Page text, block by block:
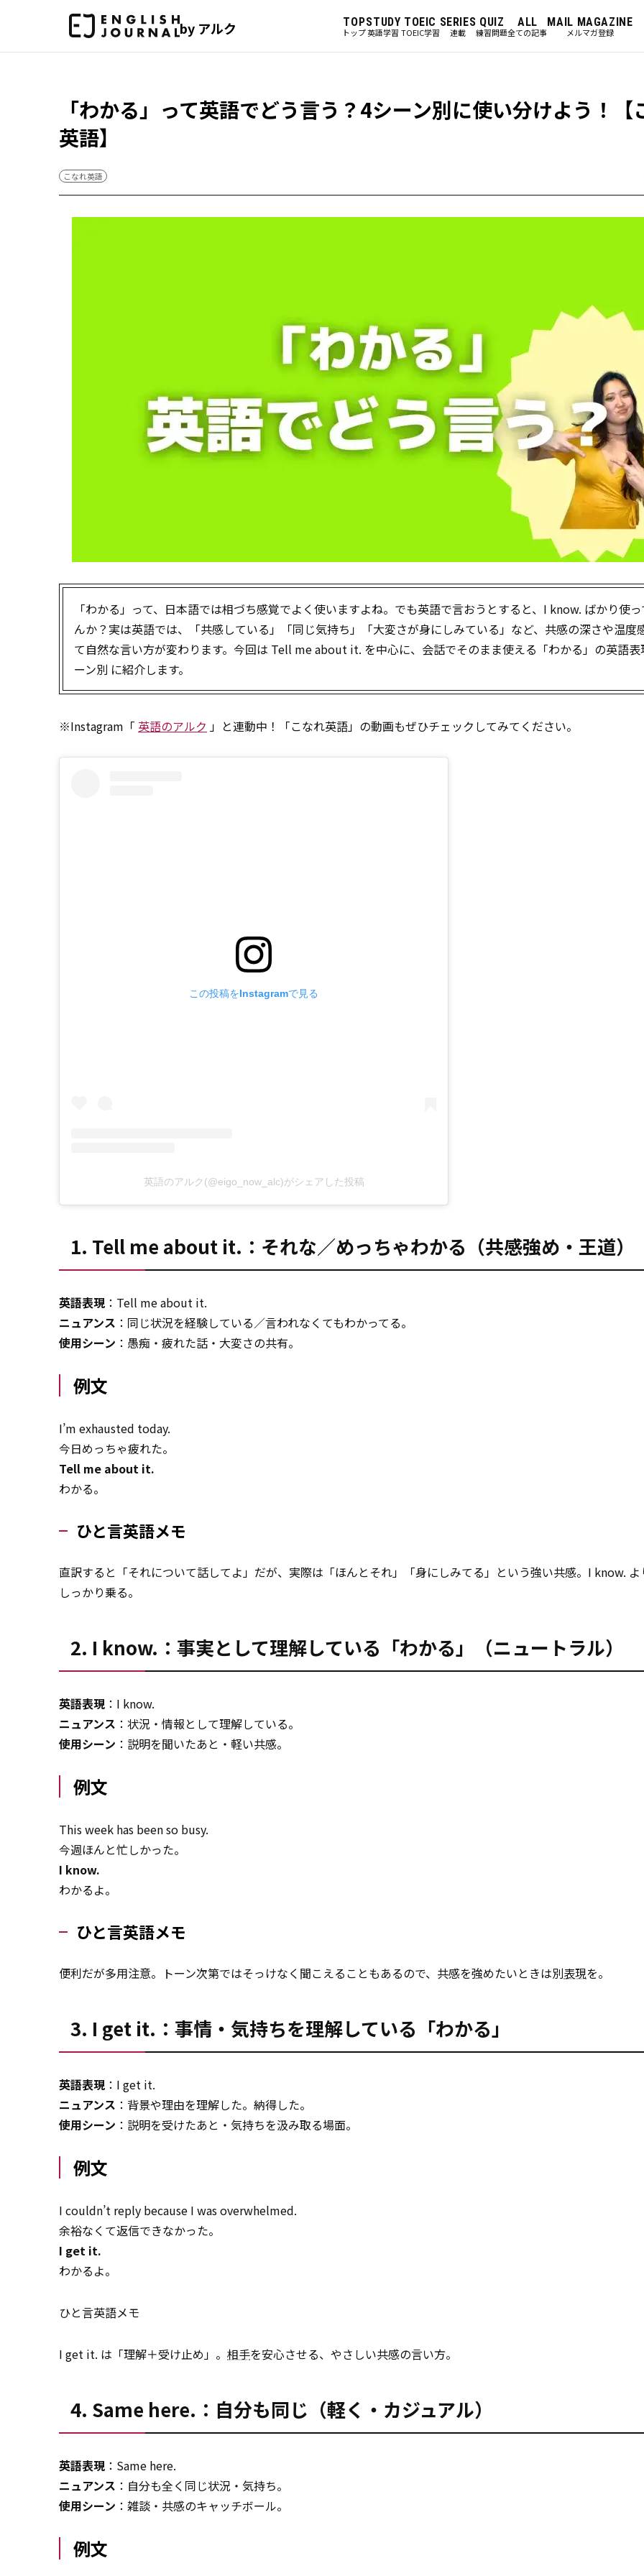
by アルク TOP
トップ
STUDY
英語学習
TOEIC
TOEIC学習
SERIES
連載
QUIZ
練習問題
ALL
全ての記事
MAIL MAGAZINE
メルマガ登録
「わかる」って英語でどう言う？4シーン別に使い分けよう！【
英語】
こなれ英語
「わかる」って、日本語では相づち感覚でよく使いますよね。でも英語で言おうとすると、I know. ばかり使
んか？実は英語では、「共感している」「同じ気持ち」「大変さが身にしみている」など、共感の深さや温度
て自然な言い方が変わります。今回は Tell me about it. を中心に、会話でそのまま使える「わかる」の英語表
ーン別 に紹介します。
※Instagram「 英語のアルク 」と連動中！「こなれ英語」の動画もぜひチェックしてみてください。
この投稿をInstagramで見る
英語のアルク(@eigo_now_alc)がシェアした投稿
1. Tell me about it.：それな／めっちゃわかる（共感強め・王道）
英語表現 ：Tell me about it.
ニュアンス ：同じ状況を経験している／言われなくてもわかってる。
使用シーン ：愚痴・疲れた話・大変さの共有。
例文
I’m exhausted today.
今日めっちゃ疲れた。
Tell me about it.
わかる。
ひと言英語メモ
直訳すると「それについて話してよ」だが、実際は 「ほんとそれ」「身にしみてる」 という強い共感。I know.
しっかり乗る。
2. I know.：事実として理解している「わかる」（ニュートラル）
英語表現 ：I know.
ニュアンス ：状況・情報として理解している。
使用シーン ：説明を聞いたあと・軽い共感。
例文
This week has been so busy.
今週ほんと忙しかった。
I know.
わかるよ。
ひと言英語メモ
便利だが多用注意。トーン次第ではそっけなく聞こえることもあるので、共感を強めたいときは別表現を。
3. I get it.：事情・気持ちを理解している「わかる」
英語表現 ：I get it.
ニュアンス ：背景や理由を理解した。納得した。
使用シーン ：説明を受けたあと・気持ちを汲み取る場面。
例文
I couldn’t reply because I was overwhelmed.
余裕なくて返信できなかった。
I get it.
わかるよ。
ひと言英語メモ
I get it. は「理解＋受け止め」。 相手を安心させる、やさしい共感の言い方。
4. Same here.：自分も同じ（軽く・カジュアル）
英語表現 ：Same here.
ニュアンス ：自分も全く同じ状況・気持ち。
使用シーン ：雑談・共感のキャッチボール。
例文